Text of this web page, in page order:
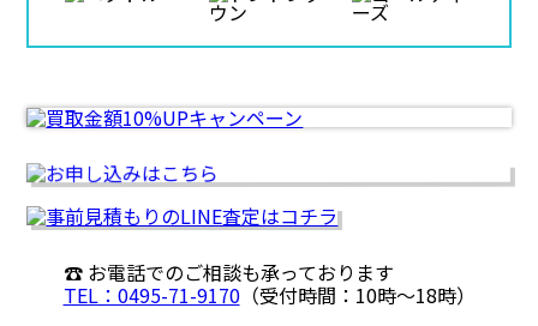
☎ お電話でのご相談も承っております
TEL：0495-71-9170（受付時間：10時〜18時）